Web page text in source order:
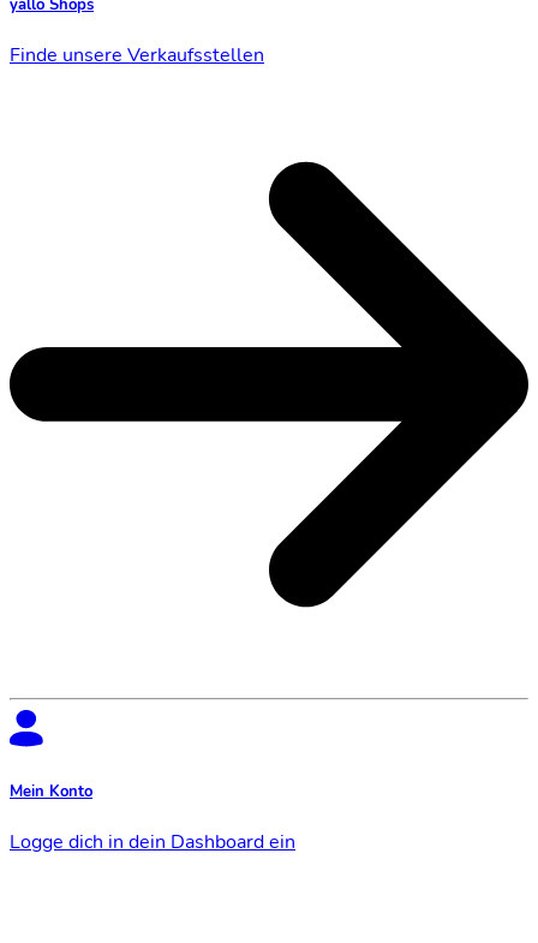
yallo Shops
Finde unsere Verkaufsstellen
Mein Konto
Logge dich in dein Dashboard ein